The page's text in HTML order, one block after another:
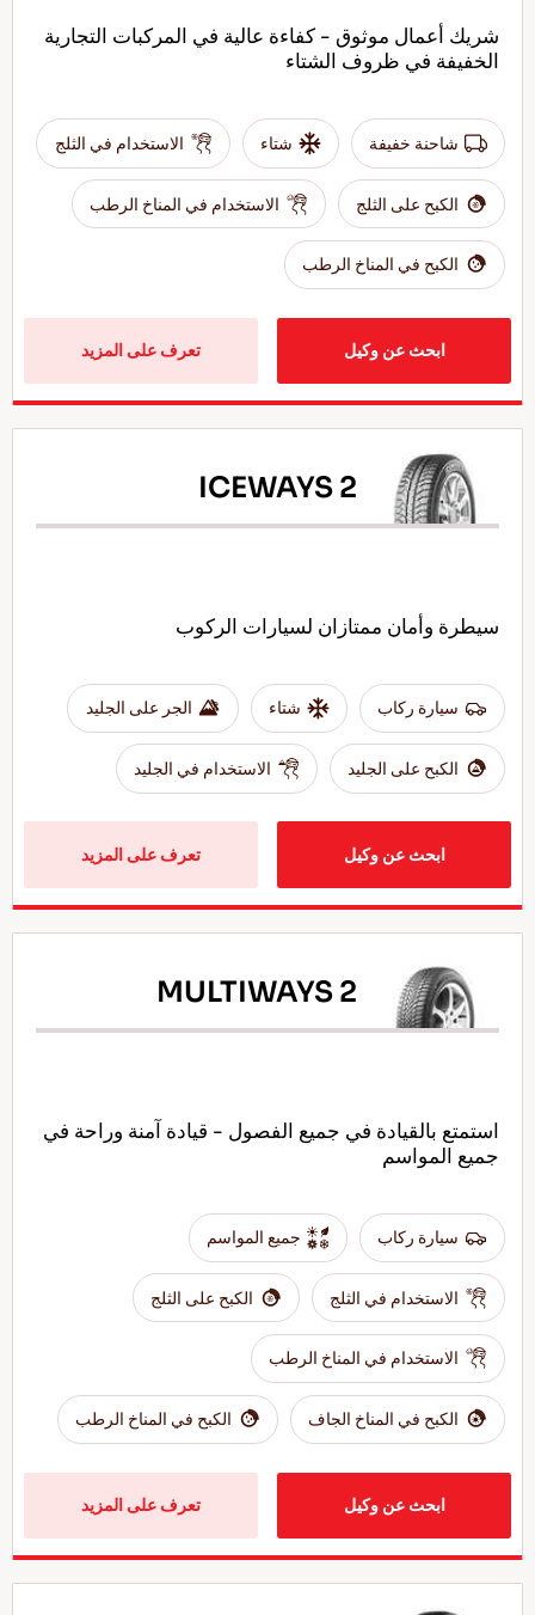
شريك أعمال موثوق - كفاءة عالية في المركبات التجارية
الخفيفة في ظروف الشتاء
شاحنة خفيفة شتاء الاستخدام في الثلج
الكبح على الثلج الاستخدام في المناخ الرطب
الكبح في المناخ الرطب
ابحث عن وكيل تعرف على المزيد
ICEWAYS 2
سيطرة وأمان ممتازان لسيارات الركوب
سيارة ركاب شتاء الجر على الجليد
الكبح على الجليد الاستخدام في الجليد
ابحث عن وكيل تعرف على المزيد
MULTIWAYS 2
استمتع بالقيادة في جميع الفصول - قيادة آمنة وراحة في
جميع المواسم
سيارة ركاب جميع المواسم
الاستخدام في الثلج الكبح على الثلج
الاستخدام في المناخ الرطب
الكبح في المناخ الجاف الكبح في المناخ الرطب
ابحث عن وكيل تعرف على المزيد